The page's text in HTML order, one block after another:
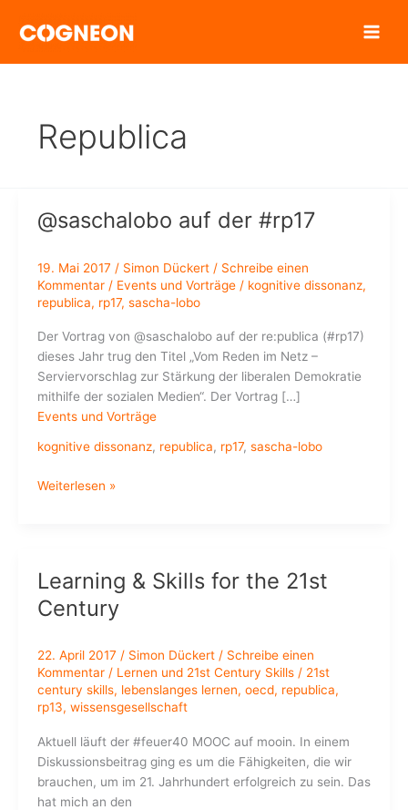
Inhalt
Republica
@saschalobo auf der #rp17
19. Mai 2017 / Simon Dückert / Schreibe einen
Kommentar / Events und Vorträge/ kognitive dissonanz,
republica, rp17, sascha-lobo
Der Vortrag von @saschalobo auf der re:publica (#rp17)
dieses Jahr trug den Titel „Vom Reden im Netz –
Serviervorschlag zur Stärkung der liberalen Demokratie
mithilfe der sozialen Medien“. Der Vortrag […]
Events und Vorträge
kognitive dissonanz, republica, rp17, sascha-lobo
@saschalobo
Weiterlesen »
Learning & Skills for the 21st
Century
22. April 2017 / Simon Dückert / Schreibe einen
Kommentar / Lernen und 21st Century Skills/ 21st
century skills, lebenslanges lernen, oecd, republica,
rp13, wissensgesellschaft
Aktuell läuft der #feuer40 MOOC auf mooin. In einem
Diskussionsbeitrag ging es um die Fähigkeiten, die wir
brauchen, um im 21. Jahrhundert erfolgreich zu sein. Das
hat mich an den